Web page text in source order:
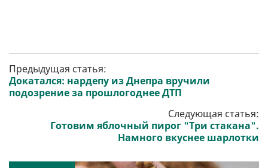
Предыдущая статья:
Докатался: нардепу из Днепра вручили
подозрение за прошлогоднее ДТП
Следующая статья:
Готовим яблочный пирог "Три стакана".
Намного вкуснее шарлотки